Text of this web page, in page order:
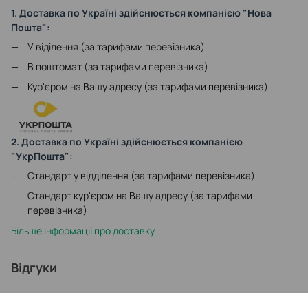
1. Доставка по Україні здійснюється компанією "Нова
Пошта":
У віділення (за тарифами перевізника)
В поштомат (за тарифами перевізника)
Кур'єром на Вашу адресу (за тарифами перевізника)
2. Доставка по Україні здійснюється компанією
"УкрПошта":
Стандарт у відділення (за тарифами перевізника)
Стандарт кур'єром на Вашу адресу (за тарифами
перевізника)
Більше інформації про доставку
Відгуки